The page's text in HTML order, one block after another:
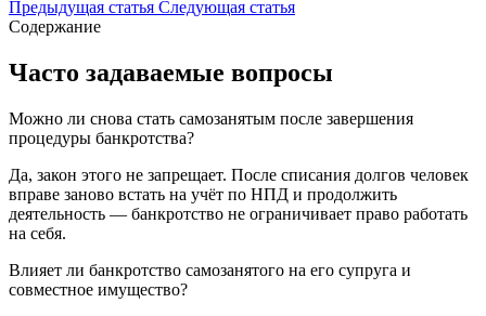
Предыдущая статья Следующая статья
Содержание
Часто задаваемые вопросы
Можно ли снова стать самозанятым после завершения
процедуры банкротства?
Да, закон этого не запрещает. После списания долгов человек
вправе заново встать на учёт по НПД и продолжить
деятельность — банкротство не ограничивает право работать
на себя.
Влияет ли банкротство самозанятого на его супруга и
совместное имущество?